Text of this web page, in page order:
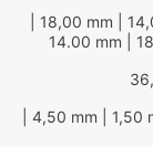
| 18,00 mm |
14.00 mm |
| 4,50 mm | 1,50